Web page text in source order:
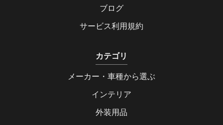
ブログ
サービス利用規約
カテゴリ
メーカー・車種から選ぶ
インテリア
外装用品